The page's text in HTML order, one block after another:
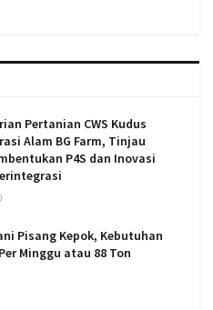
Pertanian CWS Kudus
Alam BG Farm, Tinjau
P4S dan Inovasi
Pisang Kepok, Kebutuhan
Minggu atau 88 Ton